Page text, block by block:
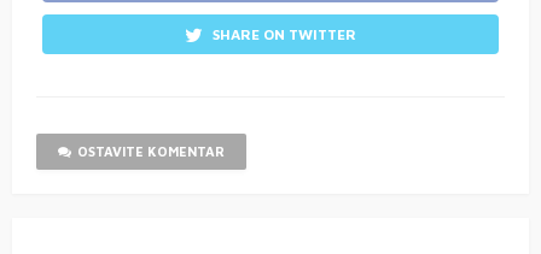
SHARE ON TWITTER
OSTAVITE KOMENTAR